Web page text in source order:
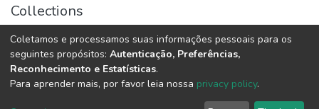
Collections
Ebooks | Coleção de Livros
Full item page
Coletamos e processamos suas informações pessoais para os
seguintes propósitos: Autenticação, Preferências,
Reconhecimento e Estatísticas.
Para aprender mais, por favor leia nossa privacy policy.